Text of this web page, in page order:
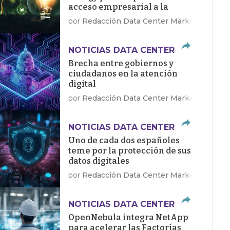
acceso empresarial a la
energía limpia
por Redacción Data Center Market
NOTICIAS DATA CENTER
Brecha entre gobiernos y
ciudadanos en la atención
digital
por Redacción Data Center Market
NOTICIAS DATA CENTER
Uno de cada dos españoles
teme por la protección de sus
datos digitales
por Redacción Data Center Market
NOTICIAS DATA CENTER
OpenNebula integra NetApp
para acelerar las Factorías